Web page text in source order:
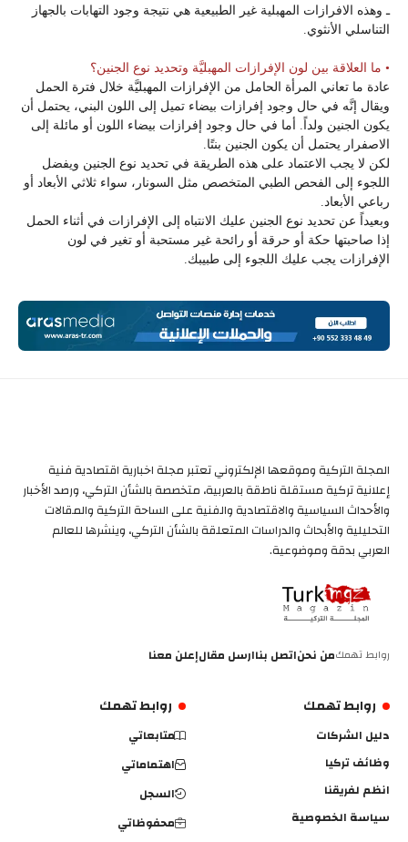
ـ وهذه الافرازات المهبلية غير الطبيعية هي نتيجة وجود التهابات بالجهاز
التناسلي الأنثوي.
• ما العلاقة بين لون الإفرازات المهبليَّة وتحديد نوع الجنين؟
عادة ما تعاني المرأة الحامل من الإفرازات المهبليَّة خلال فترة الحمل
ويقال إنَّه في حال وجود إفرازات بيضاء تميل إلى اللون البني، يحتمل أن
يكون الجنين ولداً. أما في حال وجود إفرازات بيضاء اللون أو مائلة إلى
الاصفرار يحتمل أن يكون الجنين بنتًا.
لكن لا يجب الاعتماد على هذه الطريقة في تحديد نوع الجنين ويفضل
اللجوء إلى الفحص الطبي المتخصص مثل السونار، سواء ثلاثي الأبعاد أو
رباعي الأبعاد.
وبعيداً عن تحديد نوع الجنين عليك الانتباه إلى الإفرازات في أثناء الحمل
إذا صاحبتها حكة أو حرقة أو رائحة غير مستحبة أو تغير في لون
الإفرازات يجب عليك اللجوء إلى طبيبك.
المجلة التركية وموقعها الإلكتروني تعتبر مجلة اخبارية اقتصادية فنية
إعلانية تركية مستقلة ناطقة بالعربية، متخصصة بالشأن التركي، ورصد الأخبار
والأحداث السياسية والاقتصادية والفنية على الساحة التركية والمقالات
التحليلية والأبحاث والدراسات المتعلقة بالشأن التركي، وينشرها للعالم
العربي بدقة وموضوعية.
روابط تهمكمن نحناتصل بناارسل مقالإعلن معنا
روابط تهمك
دليل الشركات
وظائف تركيا
انظم لفريقنا
سياسة الخصوصية
روابط تهمك
متابعاتي
اهتماماتي
السجل
محفوظاتي